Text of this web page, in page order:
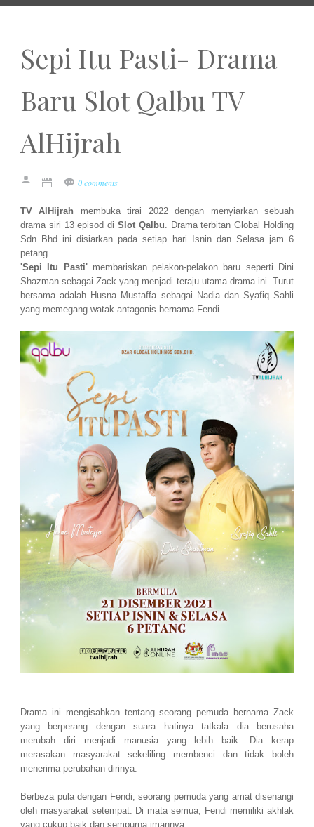
Sepi Itu Pasti- Drama
Baru Slot Qalbu TV
AlHijrah
0 comments
TV AlHijrah membuka tirai 2022 dengan menyiarkan sebuah
drama siri 13 episod di Slot Qalbu. Drama terbitan Global Holding
Sdn Bhd ini disiarkan pada setiap hari Isnin dan Selasa jam 6
petang.
'Sepi Itu Pasti' membariskan pelakon-pelakon baru seperti Dini
Shazman sebagai Zack yang menjadi teraju utama drama ini. Turut
bersama adalah Husna Mustaffa sebagai Nadia dan Syafiq Sahli
yang memegang watak antagonis bernama Fendi.
Drama ini mengisahkan tentang seorang pemuda bernama Zack
yang berperang dengan suara hatinya tatkala dia berusaha
merubah diri menjadi manusia yang lebih baik. Dia kerap
merasakan masyarakat sekeliling membenci dan tidak boleh
menerima perubahan dirinya.
Berbeza pula dengan Fendi, seorang pemuda yang amat disenangi
oleh masyarakat setempat. Di mata semua, Fendi memiliki akhlak
yang cukup baik dan sempurna imannya.